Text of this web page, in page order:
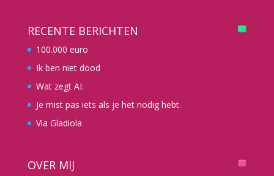
RECENTE BERICHTEN
100.000 euro
Ik ben niet dood
Wat zegt AI.
Je mist pas iets als je het nodig hebt.
Via Gladiola
OVER MIJ